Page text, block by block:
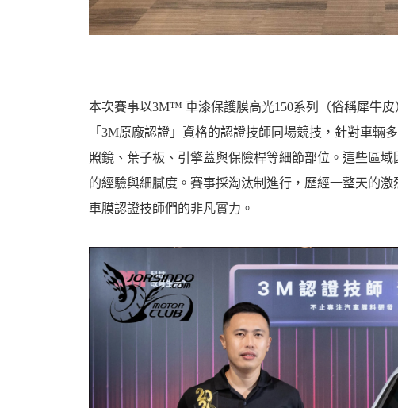
機
本次賽事以3M™ 車漆保護膜高光150系列（俗稱犀牛
「3M原廠認證」資格的認證技師同場競技，針對車輛
照鏡、葉子板、引擎蓋與保險桿等細節部位。這些區
的經驗與細膩度。賽事採淘汰制進行，歷經一整天的
車膜認證技師們的非凡實力。